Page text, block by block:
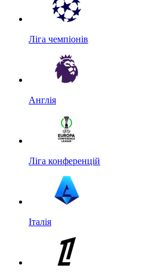
Ліга чемпіонів
Англія
Ліга конференцій
Італія